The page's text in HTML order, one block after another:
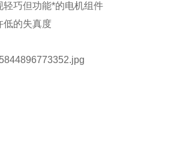
轻巧但功能*的电机组件
低的失真度